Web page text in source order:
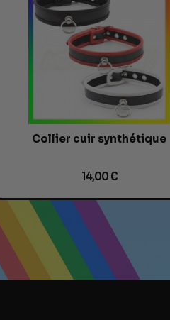
Collier cuir synthétique
14,00 €